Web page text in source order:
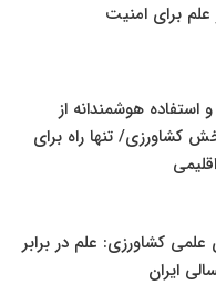
علم برای امنیت
هوشمندانه از
کشاورزی/ تنها راه برای
کشاورزی: علم در برابر
ایران